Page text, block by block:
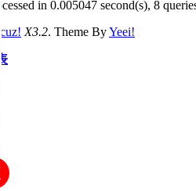
in 0.005047 second(s), 8
X3.2. Theme ByYeei!